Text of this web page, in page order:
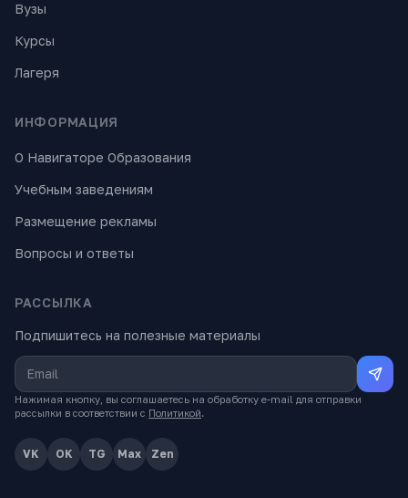
Вузы
Курсы
Лагеря
ИНФОРМАЦИЯ
О Навигаторе Образования
Учебным заведениям
Размещение рекламы
Вопросы и ответы
РАССЫЛКА
Подпишитесь на полезные материалы
Нажимая кнопку, вы соглашаетесь на обработку e-mail для отправки
рассылки в соответствии с Политикой.
VK OK TG Max Zen